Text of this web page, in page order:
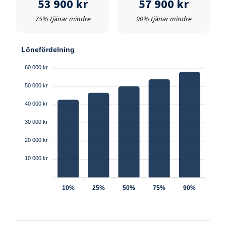
53 900 kr
75% tjänar mindre
57 900 kr
90% tjänar mindre
Lönefördelning
60 000 kr
50 000 kr
40 000 kr
30 000 kr
20 000 kr
10 000 kr
10% 25% 50% 75% 90%